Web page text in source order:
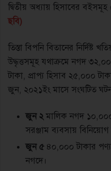
দ্বিতীয় অধ্যায় হিসাবের
ছবি)
তিস্তা বিপনি বিতানের নির্দিষ্ট
উদ্ধৃত্তসমূহ যথাক্রমে নগদ
টাকা, প্রাপ্য হিসাব ২৫,০০০
জুন, ২০২১ইং মাসে সংঘটিত
জুন ২ মালিক নগদ
সরঞ্জাম ব্যবসায়
জুন ৫ ৪০,০০০ টাকার
নগদে।